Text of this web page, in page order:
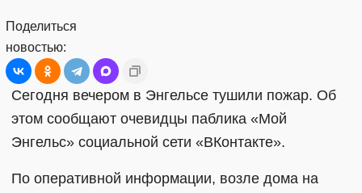
Поделиться
новостью:
Сегодня вечером в Энгельсе тушили пожар. Об
этом сообщают очевидцы паблика «Мой
Энгельс» социальной сети «ВКонтакте».
По оперативной информации, возле дома на